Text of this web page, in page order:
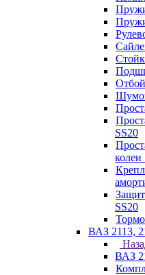
SS20
колеи
SS20
ВАЗ 2113,
ВАЗ